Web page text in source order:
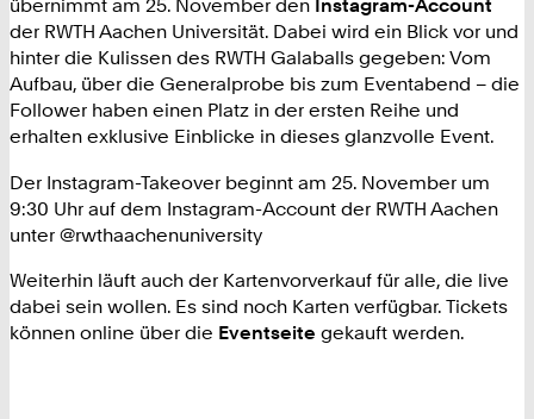
übernimmt am 25. November den Instagram-Account
der RWTH Aachen Universität. Dabei wird ein Blick vor und
hinter die Kulissen des RWTH Galaballs gegeben: Vom
Aufbau, über die Generalprobe bis zum Eventabend – die
Follower haben einen Platz in der ersten Reihe und
erhalten exklusive Einblicke in dieses glanzvolle Event.
Der Instagram-Takeover beginnt am 25. November um
9:30 Uhr auf dem Instagram-Account der RWTH Aachen
unter @rwthaachenuniversity
Weiterhin läuft auch der Kartenvorverkauf für alle, die live
dabei sein wollen. Es sind noch Karten verfügbar. Tickets
können online über die Eventseite gekauft werden.